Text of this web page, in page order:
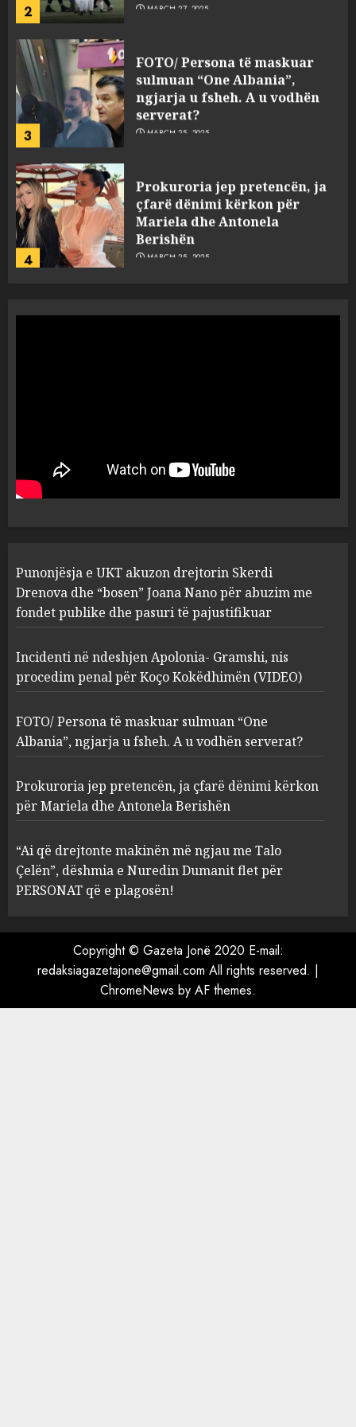
2 MARCH 27, 2025
3
FOTO/ Persona të maskuar
sulmuan “One Albania”,
ngjarja u fsheh. A u vodhën
serverat?
MARCH 25, 2025
4
Prokuroria jep pretencën, ja
çfarë dënimi kërkon për
Mariela dhe Antonela
Berishën
MARCH 25, 2025
1
“bosen” Joana Nano për
abuzim me fondet publike dhe
pasuri të pajustifikuar
2
Apolonia- Gramshi, nis
procedim penal për Koço
Kokëdhimën (VIDEO)
MARCH 27, 2025
3
FOTO/ Persona të maskuar
sulmuan “One Albania”,
ngjarja u fsheh. A u vodhën
serverat?
MARCH 25, 2025
4
Prokuroria jep pretencën, ja
çfarë dënimi kërkon për
Berishën
MARCH 25, 2025
ngjau me Talo Çelën”,
dëshmia e Nuredin Dumanit
flet për PERSONAT që e
plagosën!
Punonjësja e UKT akuzon drejtorin Skerdi
Drenova dhe “bosen” Joana Nano për abuzim me
fondet publike dhe pasuri të pajustifikuar
Incidenti në ndeshjen Apolonia- Gramshi, nis
procedim penal për Koço Kokëdhimën (VIDEO)
FOTO/ Persona të maskuar sulmuan “One
Albania”, ngjarja u fsheh. A u vodhën serverat?
Prokuroria jep pretencën, ja çfarë dënimi kërkon
për Mariela dhe Antonela Berishën
“Ai që drejtonte makinën më ngjau me Talo
Çelën”, dëshmia e Nuredin Dumanit flet për
PERSONAT që e plagosën!
Copyright © Gazeta Jonë 2020 E-mail:
redaksiagazetajone@gmail.com All rights reserved. |
ChromeNews by AF themes.